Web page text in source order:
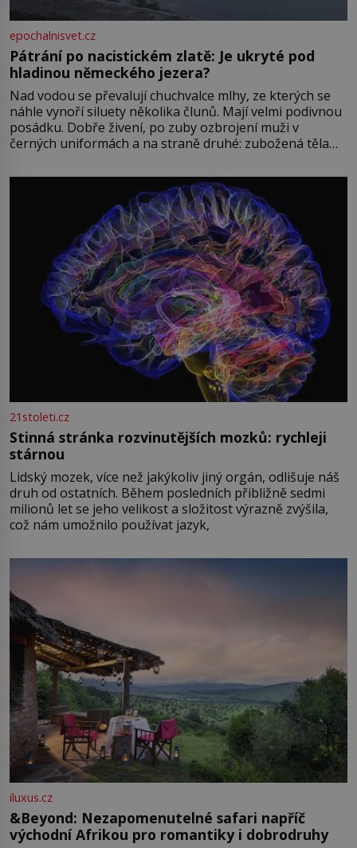
epochalnisvet.cz
Pátrání po nacistickém zlatě: Je ukryté pod
hladinou německého jezera?
Nad vodou se převalují chuchvalce mlhy, ze kterých se
náhle vynoří siluety několika člunů. Mají velmi podivnou
posádku. Dobře živení, po zuby ozbrojení muži v
černých uniformách a na straně druhé: zubožená těla
přízračná scéna znamená? Je jaro roku 1945, druhá
světová válka se chýlí ke konci. Jezero Stolpsee
21stoleti.cz
Stinná stránka rozvinutějších mozků: rychleji
stárnou
Lidský mozek, více než jakýkoliv jiný orgán, odlišuje náš
druh od ostatních. Během posledních přibližně sedmi
milionů let se jeho velikost a složitost výrazně zvýšila,
což nám umožnilo používat jazyk,
iluxus.cz
&Beyond: Nezapomenutelné safari napříč
východní Afrikou pro romantiky i dobrodruhy